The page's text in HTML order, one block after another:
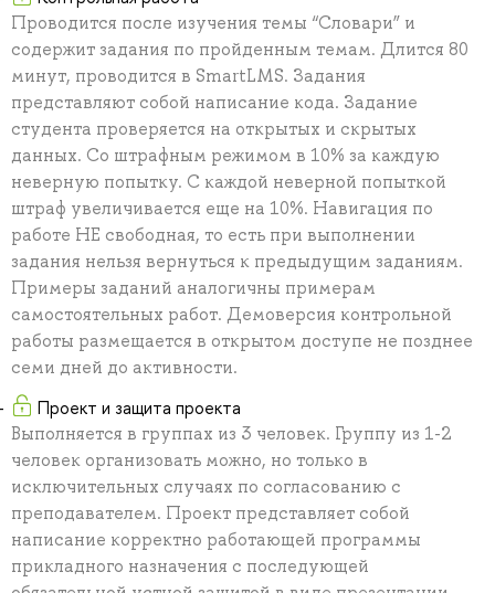
Проводится после изучения темы “Словари” и
содержит задания по пройденным темам. Длится 80
минут, проводится в SmartLMS. Задания
представляют собой написание кода. Задание
студента проверяется на открытых и скрытых
данных. Со штрафным режимом в 10% за каждую
неверную попытку. С каждой неверной попыткой
штраф увеличивается еще на 10%. Навигация по
работе НЕ свободная, то есть при выполнении
задания нельзя вернуться к предыдущим заданиям.
Примеры заданий аналогичны примерам
самостоятельных работ. Демоверсия контрольной
работы размещается в открытом доступе не позднее
семи дней до активности.
Проект и защита проекта
Выполняется в группах из 3 человек. Группу из 1-2
человек организовать можно, но только в
исключительных случаях по согласованию с
преподавателем. Проект представляет собой
написание корректно работающей программы
прикладного назначения с последующей